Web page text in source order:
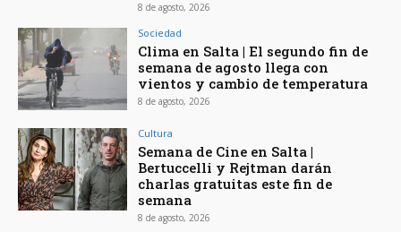
8 de agosto, 2026
Sociedad
Clima en Salta | El segundo fin de
semana de agosto llega con
vientos y cambio de temperatura
8 de agosto, 2026
Cultura
Semana de Cine en Salta |
Bertuccelli y Rejtman darán
charlas gratuitas este fin de
semana
8 de agosto, 2026